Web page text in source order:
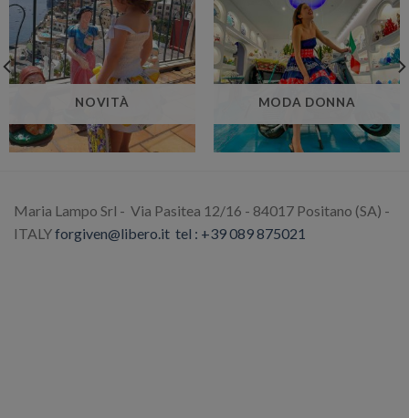
NOVITÀ MODA DONNA
Maria Lampo Srl - Via Pasitea 12/16 - 84017 Positano (SA) -
ITALYforgiven@libero.it tel : +39 089 875021